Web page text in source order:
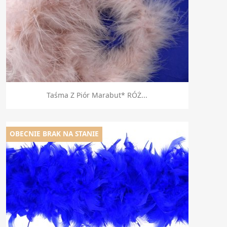
Szybki podgląd
Taśma Z Piór Marabut* RÓŻ...
OBECNIE BRAK NA STANIE